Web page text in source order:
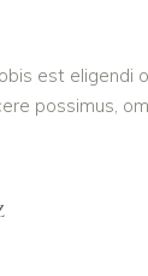
est eligendi
possimus,